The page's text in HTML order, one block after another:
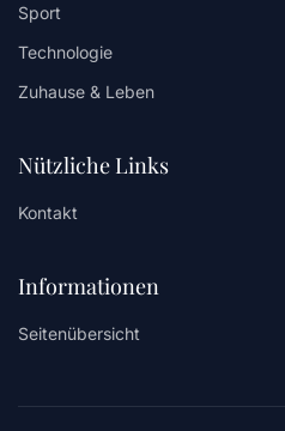
Sport
Technologie
Zuhause & Leben
Nützliche Links
Kontakt
Informationen
Seitenübersicht